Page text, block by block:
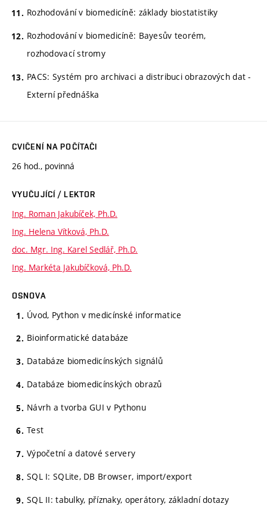
Rozhodování v biomedicíně: základy biostatistiky
Rozhodování v biomedicíně: Bayesův teorém,
rozhodovací stromy
PACS: Systém pro archivaci a distribuci obrazových dat -
Externí přednáška
CVIČENÍ NA POČÍTAČI
26 hod., povinná
VYUČUJÍCÍ / LEKTOR
Ing. Roman Jakubíček, Ph.D.
Ing. Helena Vítková, Ph.D.
doc. Mgr. Ing. Karel Sedlář, Ph.D.
Ing. Markéta Jakubíčková, Ph.D.
OSNOVA
Úvod, Python v medicínské informatice
Bioinformatické databáze
Databáze biomedicínských signálů
Databáze biomedicínských obrazů
Návrh a tvorba GUI v Pythonu
Test
Výpočetní a datové servery
SQL I: SQLite, DB Browser, import/export
SQL II: tabulky, příznaky, operátory, základní dotazy